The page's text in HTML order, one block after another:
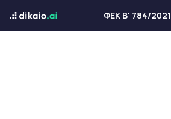
ΦΕΚ Β' 784/2021